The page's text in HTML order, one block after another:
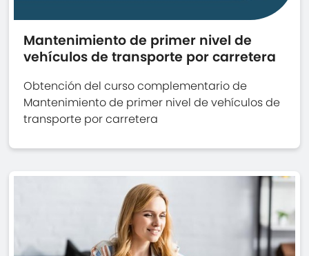
Mantenimiento de primer nivel de
vehículos de transporte por carretera
Obtención del curso complementario de
Mantenimiento de primer nivel de vehículos de
transporte por carretera